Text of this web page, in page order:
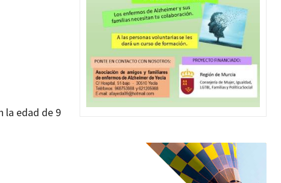
la edad de 9